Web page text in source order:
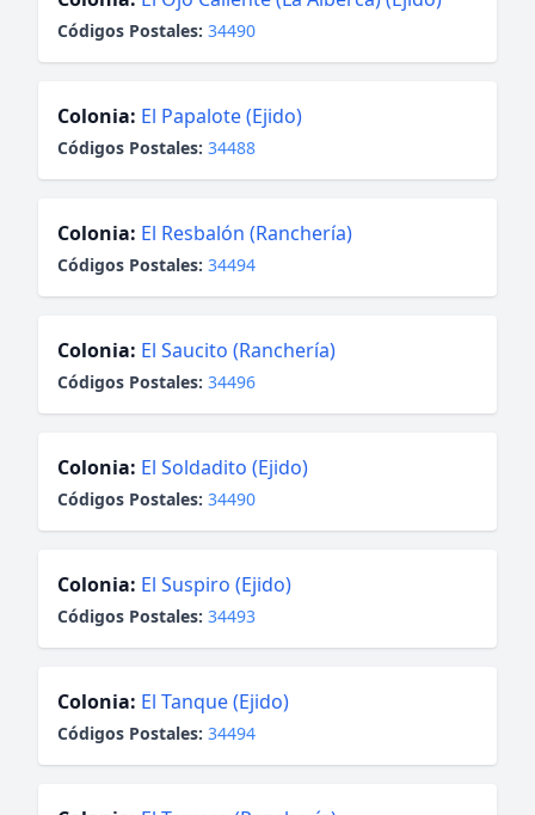
Códigos Postales: 34490
Colonia: El Papalote (Ejido)
Códigos Postales: 34488
Colonia: El Resbalón (Ranchería)
Códigos Postales: 34494
Colonia: El Saucito (Ranchería)
Códigos Postales: 34496
Colonia: El Soldadito (Ejido)
Códigos Postales: 34490
Colonia: El Suspiro (Ejido)
Códigos Postales: 34493
Colonia: El Tanque (Ejido)
Códigos Postales: 34494